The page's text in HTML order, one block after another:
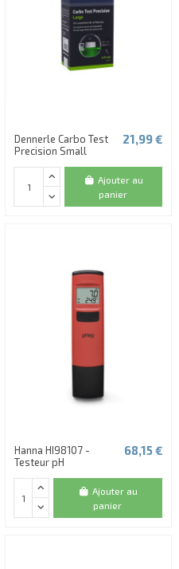
Dennerle Carbo Test
Precision Small
21,99 €
Ajouter au
panier
Hanna HI98107 -
Testeur pH
68,15 €
Ajouter au
panier